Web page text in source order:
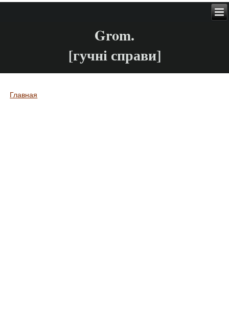
Grom.
[гучні справи]
Вы здесь
Главная